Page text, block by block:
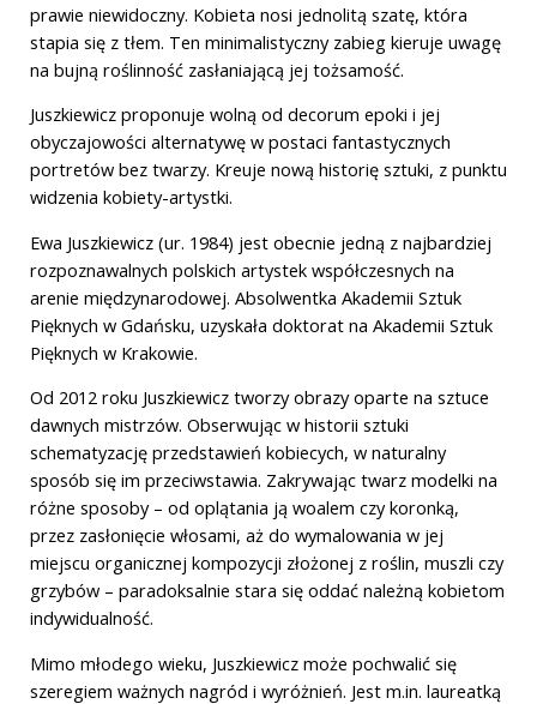
prawie niewidoczny. Kobieta nosi jednolitą szatę, która
stapia się z tłem. Ten minimalistyczny zabieg kieruje uwagę
na bujną roślinność zasłaniającą jej tożsamość.
Juszkiewicz proponuje wolną od decorum epoki i jej
obyczajowości alternatywę w postaci fantastycznych
portretów bez twarzy. Kreuje nową historię sztuki, z punktu
widzenia kobiety-artystki.
Ewa Juszkiewicz (ur. 1984) jest obecnie jedną z najbardziej
rozpoznawalnych polskich artystek współczesnych na
arenie międzynarodowej. Absolwentka Akademii Sztuk
Pięknych w Gdańsku, uzyskała doktorat na Akademii Sztuk
Pięknych w Krakowie.
Od 2012 roku Juszkiewicz tworzy obrazy oparte na sztuce
dawnych mistrzów. Obserwując w historii sztuki
schematyzację przedstawień kobiecych, w naturalny
sposób się im przeciwstawia. Zakrywając twarz modelki na
różne sposoby – od oplątania ją woalem czy koronką,
przez zasłonięcie włosami, aż do wymalowania w jej
miejscu organicznej kompozycji złożonej z roślin, muszli czy
grzybów – paradoksalnie stara się oddać należną kobietom
indywidualność.
Mimo młodego wieku, Juszkiewicz może pochwalić się
szeregiem ważnych nagród i wyróżnień. Jest m.in. laureatką